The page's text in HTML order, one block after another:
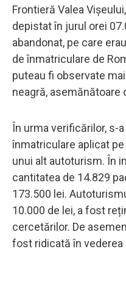
Frontieră Valea
depistat în jurul orei
abandonat, pe care
de înmatriculare de
puteau fi observate
neagră, asemănătoare
În urma verificărilor, s-
înmatriculare aplicat
unui alt autoturism. În
cantitatea de 14.829
173.500 lei.
10.000 de lei, a fost
cercetărilor. De
fost ridicată în